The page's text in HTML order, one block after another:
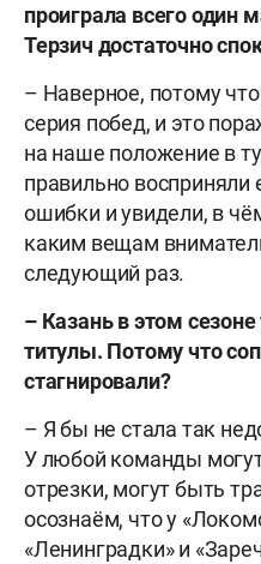
проиграла всего один
Терзич достаточно
– Наверное, потому
серия побед, и это
на наше положение в
правильно восприняли
ошибки и увидели, в
каким вещам
следующий раз.
– Казань в этом
титулы. Потому что
стагнировали?
– Я бы не стала так
У любой команды
отрезки, могут быть
осознаём, что у
«Ленинградки» и